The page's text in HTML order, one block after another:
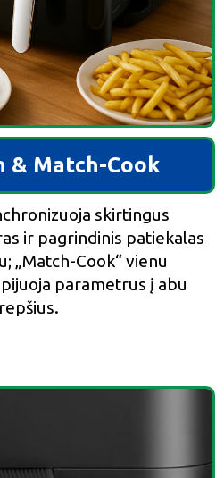
& Match-Cook
skirtingus
ir pagrindinis patiekalas
„Match-Cook“ vienu
parametrus į abu